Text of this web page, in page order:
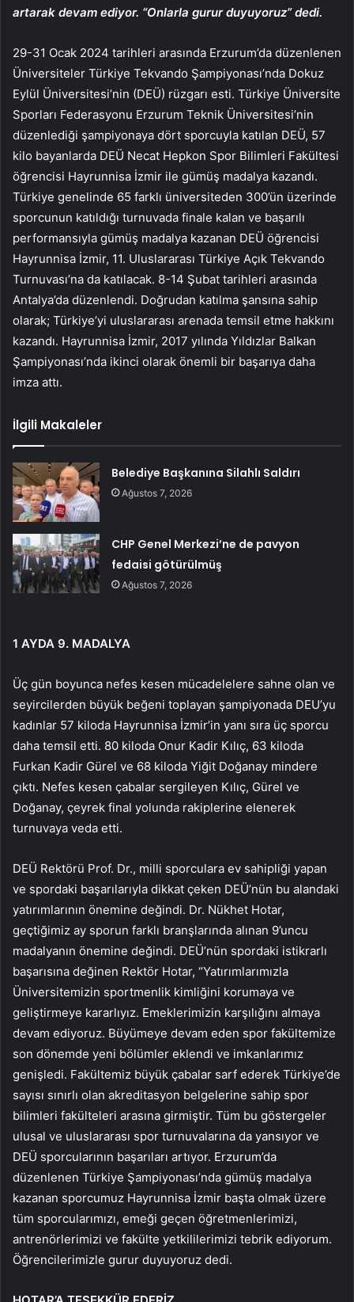
artarak devam ediyor. “Onlarla gurur duyuyoruz” dedi.
29-31 Ocak 2024 tarihleri ​​arasında Erzurum’da düzenlenen
Üniversiteler Türkiye Tekvando Şampiyonası’nda Dokuz
Eylül Üniversitesi’nin (DEÜ) rüzgarı esti. Türkiye Üniversite
Sporları Federasyonu Erzurum Teknik Üniversitesi’nin
düzenlediği şampiyonaya dört sporcuyla katılan DEÜ, 57
kilo bayanlarda DEÜ Necat Hepkon Spor Bilimleri Fakültesi
öğrencisi Hayrunnisa İzmir ile gümüş madalya kazandı.
Türkiye genelinde 65 farklı üniversiteden 300’ün üzerinde
sporcunun katıldığı turnuvada finale kalan ve başarılı
performansıyla gümüş madalya kazanan DEÜ öğrencisi
Hayrunnisa İzmir, 11. Uluslararası Türkiye Açık Tekvando
Turnuvası’na da katılacak. 8-14 Şubat tarihleri ​​arasında
Antalya’da düzenlendi. Doğrudan katılma şansına sahip
olarak; Türkiye’yi uluslararası arenada temsil etme hakkını
kazandı. Hayrunnisa İzmir, 2017 yılında Yıldızlar Balkan
Şampiyonası’nda ikinci olarak önemli bir başarıya daha
imza attı.
İlgili Makaleler
Belediye Başkanına Silahlı Saldırı
Ağustos 7, 2026
CHP Genel Merkezi’ne de pavyon
fedaisi götürülmüş
Ağustos 7, 2026
1 AYDA 9. MADALYA
Üç gün boyunca nefes kesen mücadelelere sahne olan ve
seyircilerden büyük beğeni toplayan şampiyonada DEU’yu
kadınlar 57 kiloda Hayrunnisa İzmir’in yanı sıra üç sporcu
daha temsil etti. 80 kiloda Onur Kadir Kılıç, 63 kiloda
Furkan Kadir Gürel ve 68 kiloda Yiğit Doğanay mindere
çıktı. Nefes kesen çabalar sergileyen Kılıç, Gürel ve
Doğanay, çeyrek final yolunda rakiplerine elenerek
turnuvaya veda etti.
DEÜ Rektörü Prof. Dr., milli sporculara ev sahipliği yapan
ve spordaki başarılarıyla dikkat çeken DEÜ’nün bu alandaki
yatırımlarının önemine değindi. Dr. Nükhet Hotar,
geçtiğimiz ay sporun farklı branşlarında alınan 9’uncu
madalyanın önemine değindi. DEÜ’nün spordaki istikrarlı
başarısına değinen Rektör Hotar, “Yatırımlarımızla
Üniversitemizin sportmenlik kimliğini korumaya ve
geliştirmeye kararlıyız. Emeklerimizin karşılığını almaya
devam ediyoruz. Büyümeye devam eden spor fakültemize
son dönemde yeni bölümler eklendi ve imkanlarımız
genişledi. Fakültemiz büyük çabalar sarf ederek Türkiye’de
sayısı sınırlı olan akreditasyon belgelerine sahip spor
bilimleri fakülteleri arasına girmiştir. Tüm bu göstergeler
ulusal ve uluslararası spor turnuvalarına da yansıyor ve
DEÜ sporcularının başarıları artıyor. Erzurum’da
düzenlenen Türkiye Şampiyonası’nda gümüş madalya
kazanan sporcumuz Hayrunnisa İzmir başta olmak üzere
tüm sporcularımızı, emeği geçen öğretmenlerimizi,
antrenörlerimizi ve fakülte yetkililerimizi tebrik ediyorum.
Öğrencilerimizle gurur duyuyoruz dedi.